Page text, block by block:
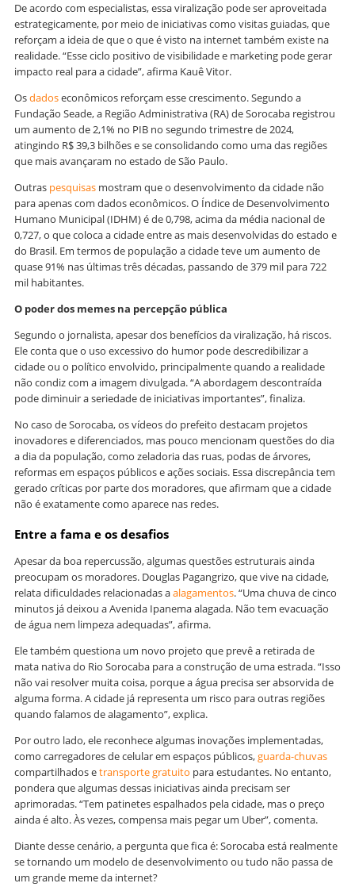
De acordo com especialistas, essa viralização pode ser aproveitada
estrategicamente, por meio de iniciativas como visitas guiadas, que
reforçam a ideia de que o que é visto na internet também existe na
realidade. “Esse ciclo positivo de visibilidade e marketing pode gerar
impacto real para a cidade”, afirma Kauê Vitor.
Osdadoseconômicos reforçam esse crescimento. Segundo a
Fundação Seade, a Região Administrativa (RA) de Sorocaba registrou
um aumento de 2,1% no PIB no segundo trimestre de 2024,
atingindo R$ 39,3 bilhões e se consolidando como uma das regiões
que mais avançaram no estado de São Paulo.
Outras pesquisas mostram que o desenvolvimento da cidade não
para apenas com dados econômicos. O Índice de Desenvolvimento
Humano Municipal (IDHM) é de 0,798, acima da média nacional de
0,727, o que coloca a cidade entre as mais desenvolvidas do estado e
do Brasil. Em termos de população a cidade teve um aumento de
quase 91% nas últimas três décadas, passando de 379 mil para 722
mil habitantes.
O poder dos memes na percepção pública
Segundo o jornalista, apesar dos benefícios da viralização, há riscos.
Ele conta que o uso excessivo do humor pode descredibilizar a
cidade ou o político envolvido, principalmente quando a realidade
não condiz com a imagem divulgada. “A abordagem descontraída
pode diminuir a seriedade de iniciativas importantes”, finaliza.
No caso de Sorocaba, os vídeos do prefeito destacam projetos
inovadores e diferenciados, mas pouco mencionam questões do dia
a dia da população, como zeladoria das ruas, podas de árvores,
reformas em espaços públicos e ações sociais. Essa discrepância tem
gerado críticas por parte dos moradores, que afirmam que a cidade
não é exatamente como aparece nas redes.
Entre a fama e os desafios
Apesar da boa repercussão, algumas questões estruturais ainda
preocupam os moradores. Douglas Pagangrizo, que vive na cidade,
relata dificuldades relacionadas aalagamentos. “Uma chuva de cinco
minutos já deixou a Avenida Ipanema alagada. Não tem evacuação
de água nem limpeza adequadas”, afirma.
Ele também questiona um novo projeto que prevê a retirada de
mata nativa do Rio Sorocaba para a construção de uma estrada. “Isso
não vai resolver muita coisa, porque a água precisa ser absorvida de
alguma forma. A cidade já representa um risco para outras regiões
quando falamos de alagamento”, explica.
Por outro lado, ele reconhece algumas inovações implementadas,
como carregadores de celular em espaços públicos,guarda-chuvas
compartilhados etransporte gratuito para estudantes. No entanto,
pondera que algumas dessas iniciativas ainda precisam ser
aprimoradas. “Tem patinetes espalhados pela cidade, mas o preço
ainda é alto. Às vezes, compensa mais pegar um Uber”, comenta.
Diante desse cenário, a pergunta que fica é: Sorocaba está realmente
se tornando um modelo de desenvolvimento ou tudo não passa de
um grande meme da internet?